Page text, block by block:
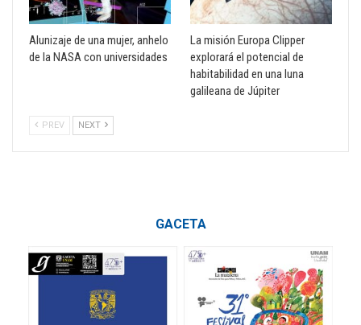
Alunizaje de una mujer, anhelo
de la NASA con universidades
La misión Europa Clipper
explorará el potencial de
habitabilidad en una luna
galileana de Júpiter
PREV NEXT
GACETA